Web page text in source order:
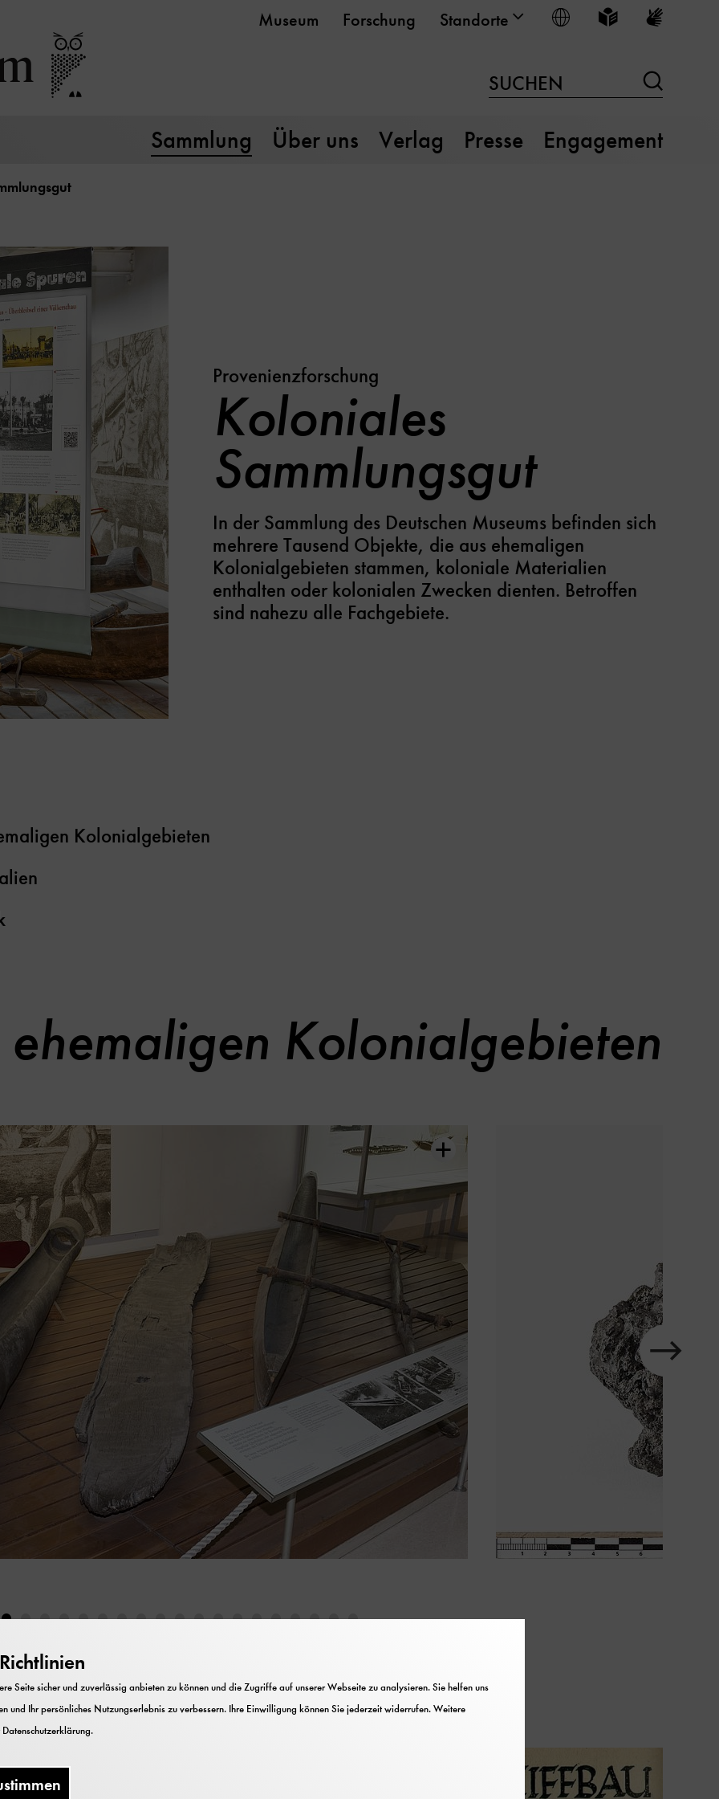
Museum Forschung Standorte Sprache wählen
Leichte Sprache
SUCHEN
Sammlung Über uns Verlag Presse Engagement
Provenienzforschung
Koloniales
Sammlungsgut
In der Sammlung des Deutschen Museums befinden sich
mehrere Tausend Objekte, die aus ehemaligen
Kolonialgebieten stammen, koloniale Materialien
enthalten oder kolonialen Zwecken dienten. Betroffen
sind nahezu alle Fachgebiete.
Kolonialgebieten
Kolonialgebieten
Zeige
nächstes
Element
im
Karussell
als
in der
Seite sicher und zuverlässig anbieten zu können und die Zugriffe auf unserer Webseite zu analysieren. Sie helfen uns
und Ihr persönliches Nutzungserlebnis zu verbessern. Ihre Einwilligung können Sie jederzeit widerrufen. Weitere
Datenschutzerklärung.